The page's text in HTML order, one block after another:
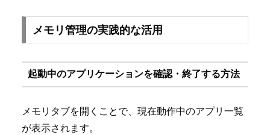
メモリ管理の実践的な活用
起動中のアプリケーションを確認・終了する方法
メモリタブを開くことで、現在動作中のアプリ一覧
が表示されます。